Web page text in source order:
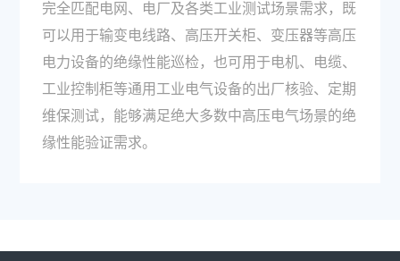
完全匹配电网、电厂及各类工业测试场景需求，既
可以用于输变电线路、高压开关柜、变压器等高压
电力设备的绝缘性能巡检，也可用于电机、电缆、
工业控制柜等通用工业电气设备的出厂核验、定期
维保测试，能够满足绝大多数中高压电气场景的绝
缘性能验证需求。